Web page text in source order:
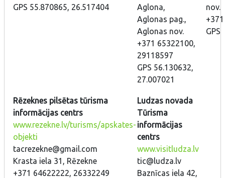
GPS 55.870865, 26.517404
Aglona,
Aglonas pag.,
Aglonas nov.
+371 65322100,
29118597
GPS 56.130632,
27.007021
nov.
GPS
Rēzeknes pilsētas tūrisma
informācijas centrs
www.rezekne.lv/turisms/apskates-
objekti
tacrezekne@gmail.com
Krasta iela 31, Rēzekne
+371 64622222, 26332249
Ludzas novada
Tūrisma
informācijas
centrs
www.visitludza.lv
tic@ludza.lv
Baznīcas iela 42,